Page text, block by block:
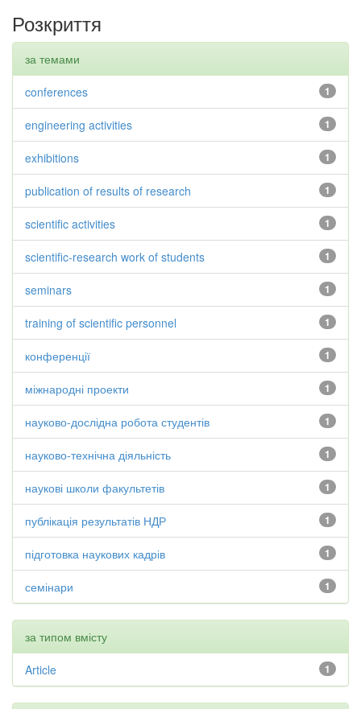
Розкриття
за темами
1
conferences
1
engineering activities
1
exhibitions
1
publication of results of research
1
scientific activities
1
scientific-research work of students
1
seminars
1
training of scientific personnel
1
конференції
1
міжнародні проекти
1
науково-дослідна робота студентів
1
науково-технічна діяльність
1
наукові школи факультетів
1
публікація результатів НДР
1
підготовка наукових кадрів
1
семінари
за типом вмісту
1
Article